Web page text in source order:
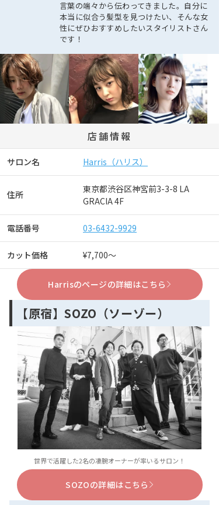
言葉の端々から伝わってきました。自分に
本当に似合う髪型を見つけたい、そんな女
性にぜひおすすめしたいスタイリストさん
です！
店舗情報
サロン名 Harris（ハリス）
住所
東京都渋谷区神宮前3-3-8 LA
GRACIA 4F
電話番号 03-6432-9929
カット価格 ¥7,700～
Harrisのページの詳細はこちら
【原宿】SOZO（ソーゾー）
世界で活躍した2名の凄腕オーナーが率いるサロン！
SOZOの詳細はこちら